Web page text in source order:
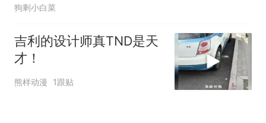
狗剩小白菜
吉利的设计师真TND是天
才！
熊样动漫 1跟贴